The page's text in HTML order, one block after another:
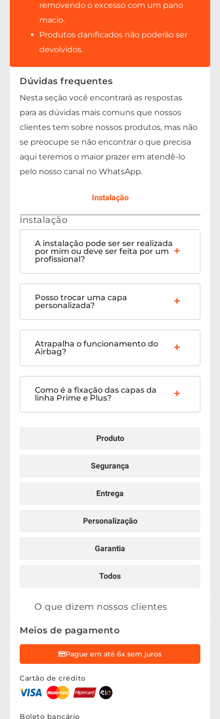
removendo o excesso com um pano
macio.
Produtos danificados não poderão ser
devolvidos.
Dúvidas frequentes
Nesta seção você encontrará as respostas
para as dúvidas mais comuns que nossos
clientes tem sobre nossos produtos, mas não
se preocupe se não encontrar o que precisa
aqui teremos o maior prazer em atendê-lo
pelo nosso canal no WhatsApp.
Instalação
Produto
Segurança
Entrega
Personalização
Garantia
Todos
Instalação
A instalação pode ser ser realizada
por mim ou deve ser feita por um
profissional?
Posso trocar uma capa
personalizada?
Atrapalha o funcionamento do
Airbag?
Como é a fixação das capas da
linha Prime e Plus?
O que dizem nossos clientes
Meios de pagamento
Pague em até 6x sem juros
Cartão de crédito
Boleto bancário